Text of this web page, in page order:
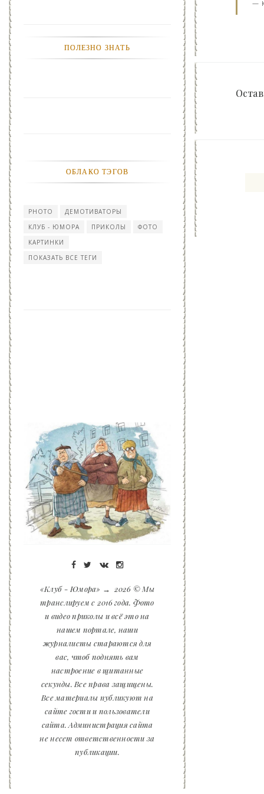
ПОЛЕЗНО ЗНАТЬ
ОБЛАКО ТЭГОВ
PHOTO
ДЕМОТИВАТОРЫ
КЛУБ - ЮМОРА
ПРИКОЛЫ
ФОТО
КАРТИНКИ
ПОКАЗАТЬ ВСЕ ТЕГИ
«Клуб - Юмора» → 2026 © Мы
транслируем с 2016 года. Фото
и видео приколы и всё это на
нашем портале, наши
журналисты стараются для
вас, чтоб поднять вам
настроение в щитанные
секунды. Все права защищены.
Все материалы публикуют на
сайте гости и пользователи
сайта. Администрация сайта
не несет ответственности за
публикации.